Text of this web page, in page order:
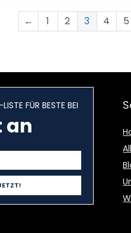
18
← 1 2 3 4 5
FÜR BESTE BEI
an